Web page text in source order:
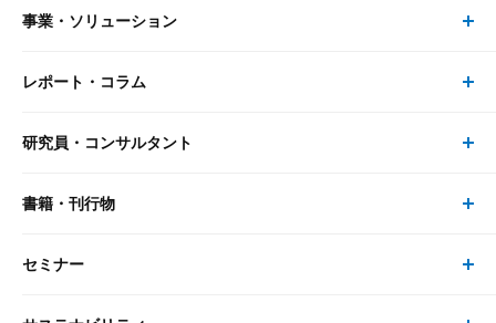
事業・ソリューション
事業・ソリューション トップ
リサーチ
レポート・コラム
レポート・コラム トップ
最新のレポート・コラム
研究員・コンサルタント
研究員・コンサルタント トップ
研究員
書籍・刊行物
書籍・刊行物 トップ
セミナー